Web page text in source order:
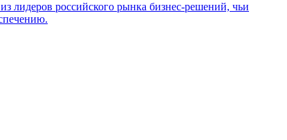
лидеров российского рынка бизнес-решений, чьи